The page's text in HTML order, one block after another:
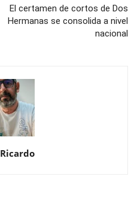
El certamen de cortos de Dos
Hermanas se consolida a nivel
nacional